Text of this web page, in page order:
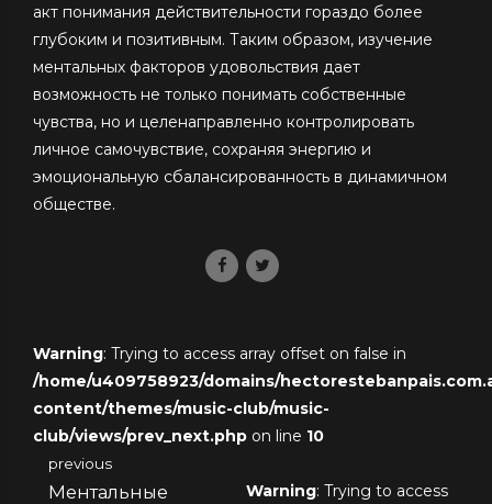
акт понимания действительности гораздо более
глубоким и позитивным. Таким образом, изучение
ментальных факторов удовольствия дает
возможность не только понимать собственные
чувства, но и целенаправленно контролировать
личное самочувствие, сохраняя энергию и
эмоциональную сбалансированность в динамичном
обществе.
Warning: Trying to access array offset on false in
/home/u409758923/domains/
content/themes/music-club/music-
club/views/prev_next.php on line 10
previous
Ментальные
Warning: Trying to access